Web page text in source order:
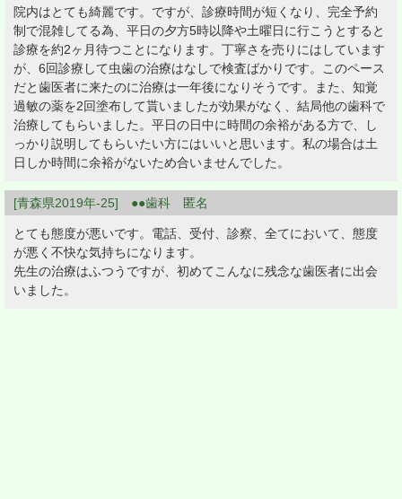
院内はとても綺麗です。ですが、診療時間が短くなり、完全予約
制で混雑してる為、平日の夕方5時以降や土曜日に行こうとすると
診療を約2ヶ月待つことになります。丁寧さを売りにはしています
が、6回診療して虫歯の治療はなしで検査ばかりです。このペース
だと歯医者に来たのに治療は一年後になりそうです。また、知覚
過敏の薬を2回塗布して貰いましたが効果がなく、結局他の歯科で
治療してもらいました。平日の日中に時間の余裕がある方で、し
っかり説明してもらいたい方にはいいと思います。私の場合は土
日しか時間に余裕がないため合いませんでした。
[青森県2019年-25] ●●歯科 匿名
とても態度が悪いです。電話、受付、診察、全てにおいて、態度
が悪く不快な気持ちになります。
先生の治療はふつうですが、初めてこんなに残念な歯医者に出会
いました。